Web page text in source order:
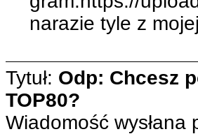
narazie tyle z
Tytuł: Odp: Chcesz
TOP80?
Wiadomość wysłana